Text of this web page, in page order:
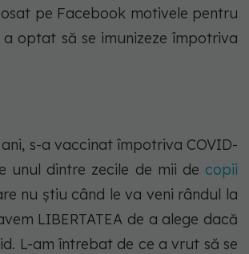
pe Facebook motivele pentru
optat să se imunizeze împotriva
s-a vaccinat împotriva COVID-
unul dintre zecile de mii de copii
nu știu când le va veni rândul la
LIBERTATEA de a alege dacă
L-am întrebat de ce a vrut să se